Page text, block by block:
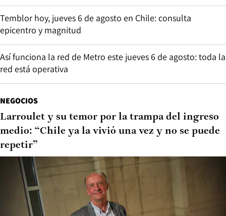
Temblor hoy, jueves 6 de agosto en Chile: consulta
epicentro y magnitud
Así funciona la red de Metro este jueves 6 de agosto: toda la
red está operativa
NEGOCIOS
Larroulet y su temor por la trampa del ingreso
medio: “Chile ya la vivió una vez y no se puede
repetir”